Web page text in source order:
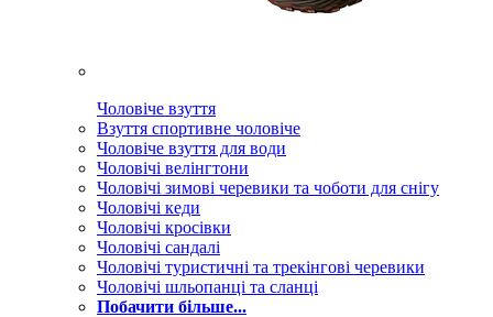
Чоловіче взуття
Взуття спортивне чоловіче
Чоловіче взуття для води
Чоловічі велінгтони
Чоловічі зимові черевики та чоботи для снігу
Чоловічі кеди
Чоловічі кросівки
Чоловічі сандалі
Чоловічі туристичні та трекінгові черевики
Чоловічі шльопанці та сланці
Побачити більше...